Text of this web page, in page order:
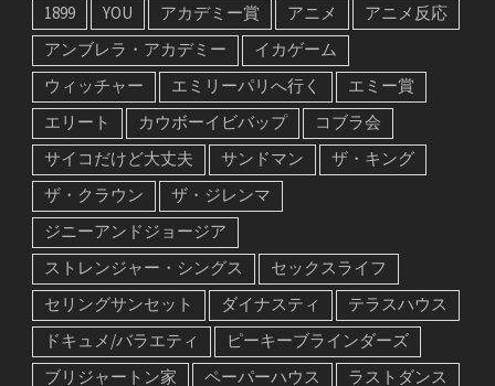
1899 YOU アカデミー賞 アニメ
アニメ反応
アンブレラ・アカデミー
イカゲーム
ウィッチャー
エミリーパリへ行く
エミー賞
エリート
カウボーイビバップ
コブラ会
サイコだけど大丈夫
サンドマン
ザ・キング
ザ・クラウン
ザ・ジレンマ
ジニーアンドジョージア
ストレンジャー・シングス
セックスライフ
セリングサンセット
ダイナスティ
テラスハウス
ドキュメ/バラエティ
ピーキーブラインダーズ
ブリジャートン家
ペーパーハウス
ラストダンス